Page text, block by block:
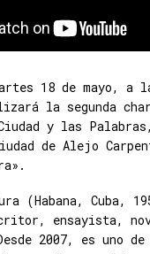
18 de mayo, a
la segunda
y las
de Alejo
(Habana, Cuba,
ensayista,
2007, es uno